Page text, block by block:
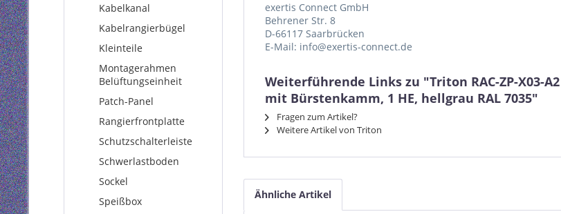
Kabelkanal
Kabelrangierbügel
Kleinteile
Montagerahmen
Belüftungseinheit
Patch-Panel
Rangierfrontplatte
Schutzschalterleiste
Schwerlastboden
Sockel
Speißbox
exertis Connect GmbH
Behrener Str. 8
D-66117 Saarbrücken
E-Mail: info@exertis-connect.de
Weiterführende Links zu "Triton RAC-ZP-X03-
mit Bürstenkamm, 1 HE, hellgrau RAL 7035"
Fragen zum Artikel?
Weitere Artikel von Triton
Ähnliche Artikel